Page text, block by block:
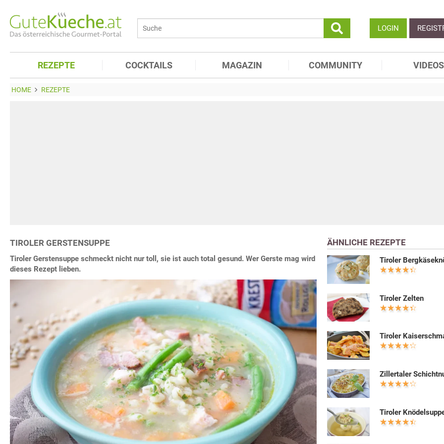
LOGIN
REZEPTE COCKTAILS MAGAZIN COMMUNITY VIDEOS
HOME REZEPTE
TIROLER GERSTENSUPPE
Tiroler Gerstensuppe schmeckt nicht nur toll, sie ist auch total gesund. Wer Gerste mag wird
dieses Rezept lieben.
ÄHNLICHE REZEPTE
Tiroler
Tiroler Zelten
Tiroler
Zillertaler
Tiroler